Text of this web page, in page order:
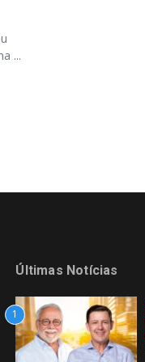
...
Últimas Notícias
1